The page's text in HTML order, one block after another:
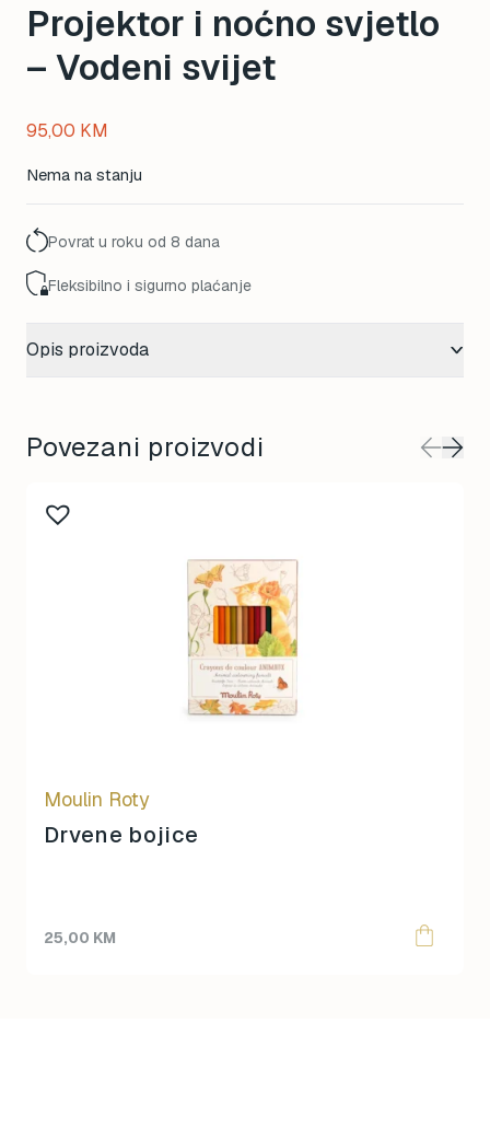
Projektor i noćno svjetlo
– Vodeni svijet
95,00 KM
Nema na stanju
Povrat u roku od 8 dana
Fleksibilno i sigurno plaćanje
Opis proizvoda
Povezani proizvodi
Moulin Roty
Drvene bojice
25,00 KM